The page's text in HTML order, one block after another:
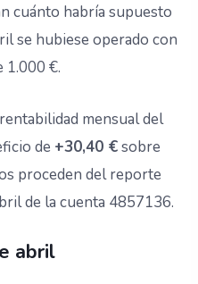
cuánto habría supuesto
se hubiese operado con
1.000 €.
mensual del
de +30,40 €sobre
proceden del reporte
de la cuenta 4857136.
abril